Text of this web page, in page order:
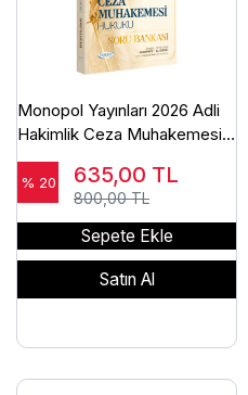
Monopol Yayınları 2026 Adli
Hakimlik Ceza Muhakemesi
Hukuku Soru Bankası
Çözümlü Ömer Keskinsoy
% 20 635,00 TL
800,00 TL
Sepete Ekle
Satın Al